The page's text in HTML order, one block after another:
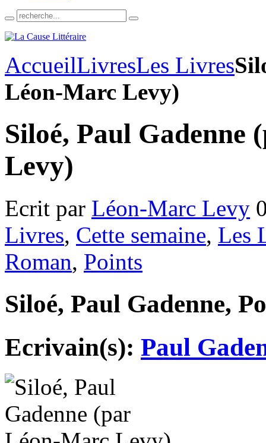
AccueilLivresLes Livres
Léon-Marc Levy)
Siloé, Paul Gadenne
Levy)
Ecrit par Léon-Marc Levy
Livres, Cette semaine, Les
Roman, Points
Siloé, Paul Gadenne,
Ecrivain(s): Paul